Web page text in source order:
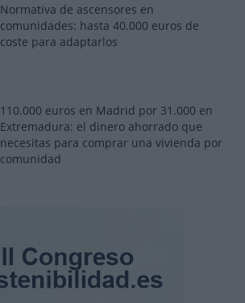
Normativa de ascensores en
comunidades: hasta 40.000 euros de
coste para adaptarlos
110.000 euros en Madrid por 31.000 en
Extremadura: el dinero ahorrado que
necesitas para comprar una vivienda por
comunidad